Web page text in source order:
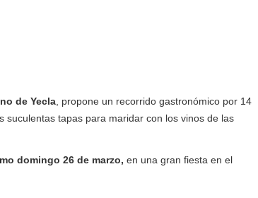
de Yecla , propone un recorrido gastronómico por 14
tapas para maridar con los vinos de las
domingo 26 de marzo, en una gran fiesta en el